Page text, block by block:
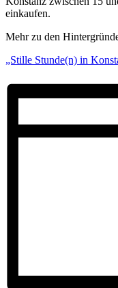
einkaufen.
Mehr zu den
„Stille Stunde(n) in